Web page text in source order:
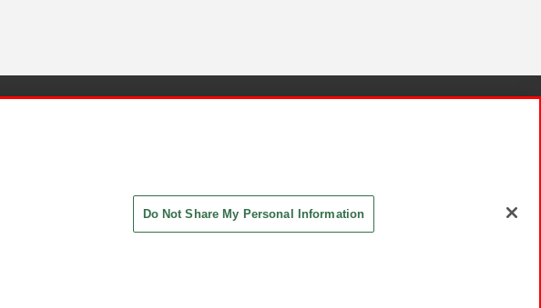
Do Not Share My Personal Information